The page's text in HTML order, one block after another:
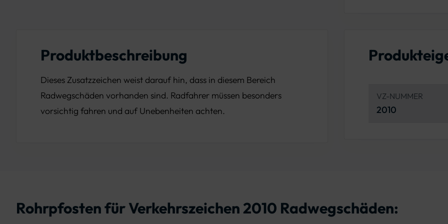
Produktbeschreibung
Dieses Zusatzzeichen weist darauf hin, dass in diesem Bereich
Radwegschäden vorhanden sind. Radfahrer müssen besonders
vorsichtig fahren und auf Unebenheiten achten.
VZ-NUMMER
2010
Rohrpfosten für Verkehrszeichen 2010 Radwegschäden: